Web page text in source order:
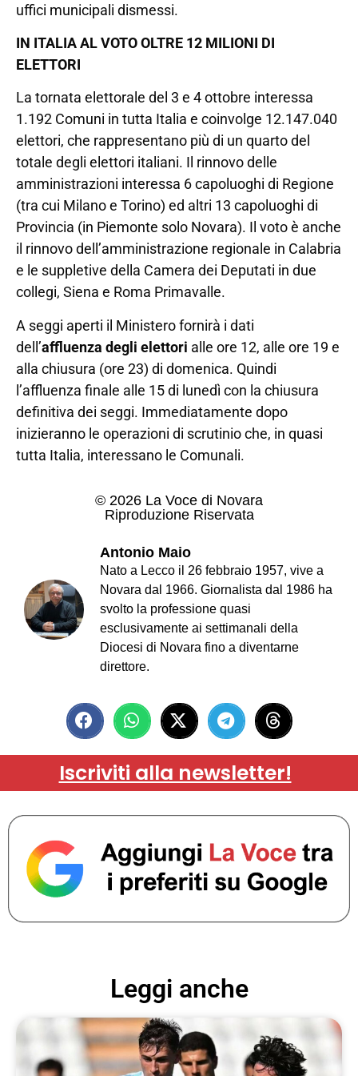
uffici municipali dismessi.
IN ITALIA AL VOTO OLTRE 12 MILIONI DI
ELETTORI
La tornata elettorale del 3 e 4 ottobre interessa
1.192 Comuni in tutta Italia e coinvolge 12.147.040
elettori, che rappresentano più di un quarto del
totale degli elettori italiani. Il rinnovo delle
amministrazioni interessa 6 capoluoghi di Regione
(tra cui Milano e Torino) ed altri 13 capoluoghi di
Provincia (in Piemonte solo Novara). Il voto è anche
il rinnovo dell’amministrazione regionale in Calabria
e le suppletive della Camera dei Deputati in due
collegi, Siena e Roma Primavalle.
A seggi aperti il Ministero fornirà i dati
dell’affluenza degli elettori alle ore 12, alle ore 19 e
alla chiusura (ore 23) di domenica. Quindi
l’affluenza finale alle 15 di lunedì con la chiusura
definitiva dei seggi. Immediatamente dopo
inizieranno le operazioni di scrutinio che, in quasi
tutta Italia, interessano le Comunali.
© 2026 La Voce di Novara
Riproduzione Riservata
Antonio Maio
Nato a Lecco il 26 febbraio 1957, vive a
Novara dal 1966. Giornalista dal 1986 ha
svolto la professione quasi
esclusivamente ai settimanali della
Diocesi di Novara fino a diventarne
direttore.
Iscriviti alla newsletter!
Leggi anche